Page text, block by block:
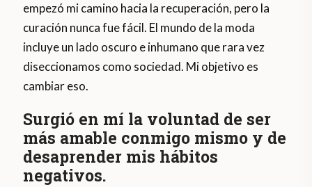
empezó mi camino hacia la recuperación, pero la
curación nunca fue fácil. El mundo de la moda
incluye un lado oscuro e inhumano que rara vez
diseccionamos como sociedad. Mi objetivo es
cambiar eso.
Surgió en mí la voluntad de ser
más amable conmigo mismo y de
desaprender mis hábitos
negativos.